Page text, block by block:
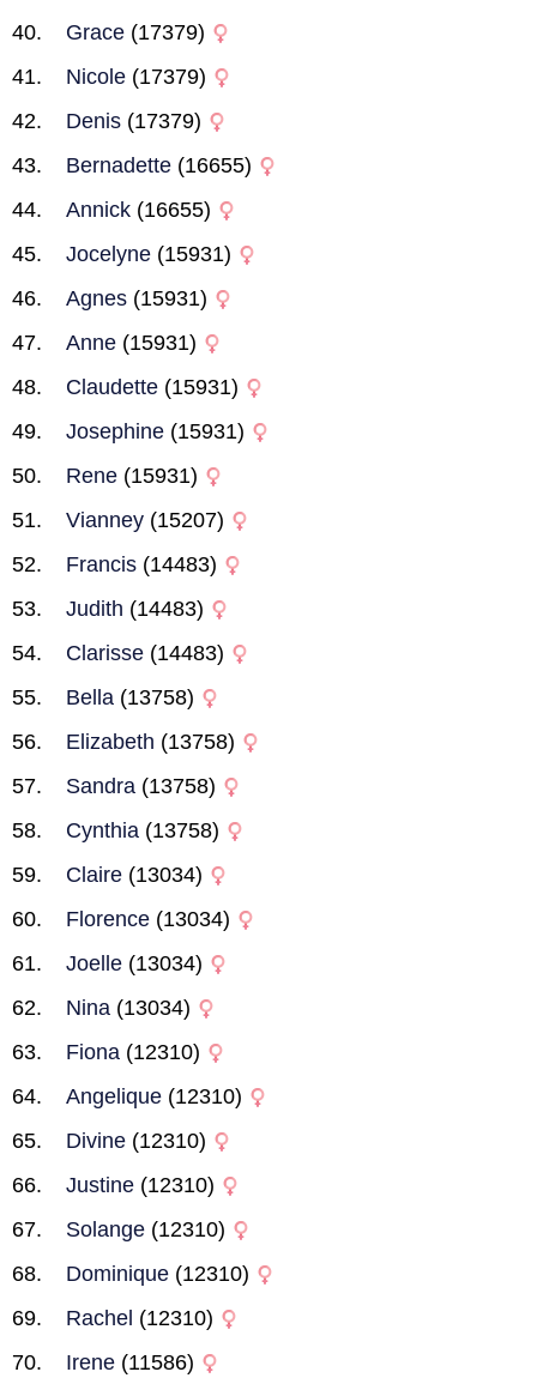
Grace (17379)
Nicole (17379)
Denis (17379)
Bernadette (16655)
Annick (16655)
Jocelyne (15931)
Agnes (15931)
Anne (15931)
Claudette (15931)
Josephine (15931)
Rene (15931)
Vianney (15207)
Francis (14483)
Judith (14483)
Clarisse (14483)
Bella (13758)
Elizabeth (13758)
Sandra (13758)
Cynthia (13758)
Claire (13034)
Florence (13034)
Joelle (13034)
Nina (13034)
Fiona (12310)
Angelique (12310)
Divine (12310)
Justine (12310)
Solange (12310)
Dominique (12310)
Rachel (12310)
Irene (11586)